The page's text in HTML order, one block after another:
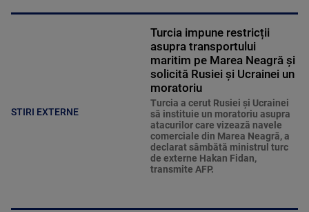
STIRI EXTERNE
Turcia impune restricții
asupra transportului
maritim pe Marea Neagră și
solicită Rusiei și Ucrainei un
moratoriu
Turcia a cerut Rusiei și Ucrainei
să instituie un moratoriu asupra
atacurilor care vizează navele
comerciale din Marea Neagră, a
declarat sâmbătă ministrul turc
de externe Hakan Fidan,
transmite AFP.